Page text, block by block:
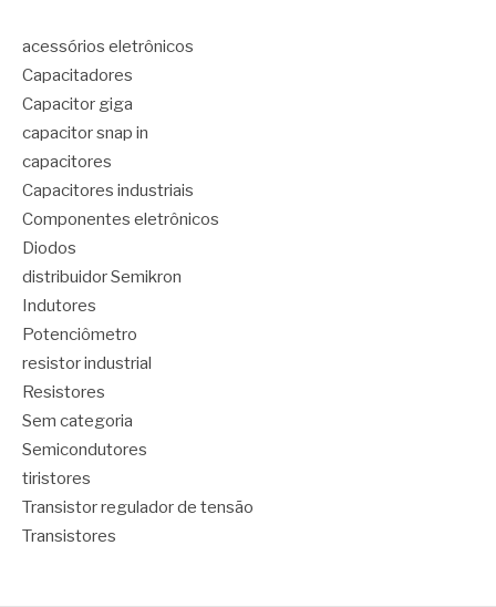
acessórios eletrônicos
Capacitadores
Capacitor giga
capacitor snap in
capacitores
Capacitores industriais
Componentes eletrônicos
Diodos
distribuidor Semikron
Indutores
Potenciômetro
resistor industrial
Resistores
Sem categoria
Semicondutores
tiristores
Transistor regulador de tensão
Transistores